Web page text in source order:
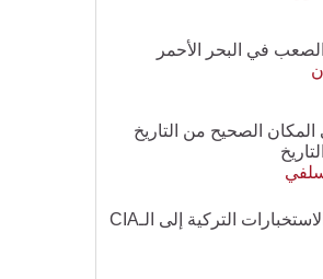
في البحر الأحمر
الصحيح من التاريخ
سلفي
رسالة من الاستخبارات التركية إلى الـCIA